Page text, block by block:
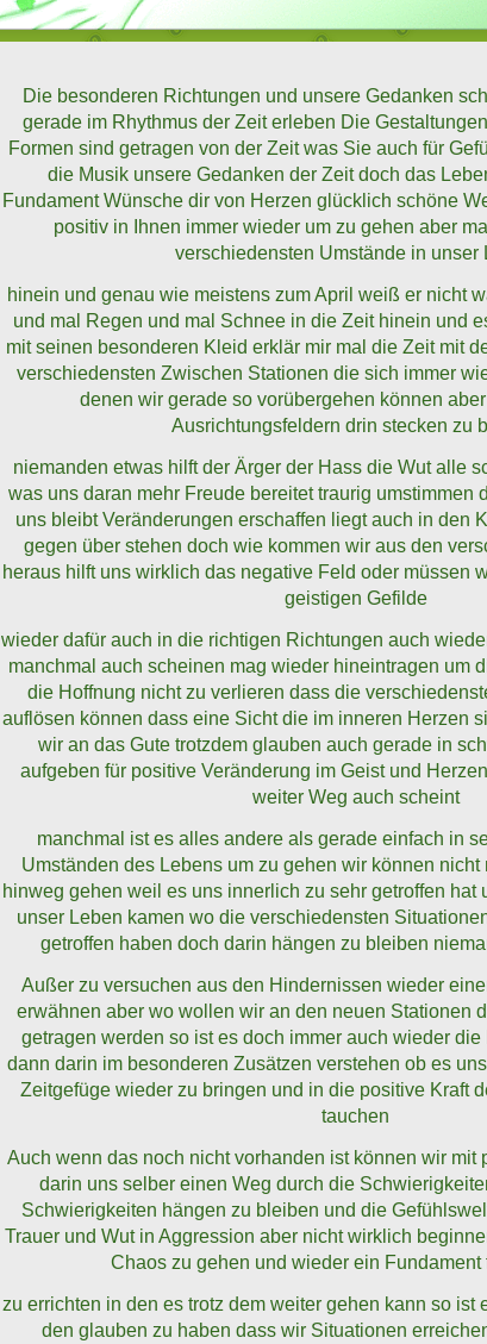
Die besonderen Richtungen und unsere Gedanken
gerade im Rhythmus der Zeit erleben Die
Formen sind getragen von der Zeit was Sie auch für
die Musik unsere Gedanken der Zeit doch das
Fundament Wünsche dir von Herzen glücklich schöne
positiv in Ihnen immer wieder um zu gehen aber
verschiedensten Umstände in unser
hinein und genau wie meistens zum April weiß er nicht
und mal Regen und mal Schnee in die Zeit hinein und
mit seinen besonderen Kleid erklär mir mal die Zeit mit
verschiedensten Zwischen Stationen die sich immer
denen wir gerade so vorübergehen können
Ausrichtungsfeldern drin stecken zu
niemanden etwas hilft der Ärger der Hass die Wut alle
was uns daran mehr Freude bereitet traurig umstimmen
uns bleibt Veränderungen erschaffen liegt auch in den
gegen über stehen doch wie kommen wir aus den
heraus hilft uns wirklich das negative Feld oder müssen
geistigen Gefilde
wieder dafür auch in die richtigen Richtungen auch
manchmal auch scheinen mag wieder hineintragen um
die Hoffnung nicht zu verlieren dass die
auflösen können dass eine Sicht die im inneren Herzen
wir an das Gute trotzdem glauben auch gerade in
aufgeben für positive Veränderung im Geist und
weiter Weg auch scheint
manchmal ist es alles andere als gerade einfach in
Umständen des Lebens um zu gehen wir können
hinweg gehen weil es uns innerlich zu sehr getroffen hat
unser Leben kamen wo die verschiedensten
getroffen haben doch darin hängen zu bleiben
Außer zu versuchen aus den Hindernissen wieder
erwähnen aber wo wollen wir an den neuen Stationen
getragen werden so ist es doch immer auch wieder
dann darin im besonderen Zusätzen verstehen ob es
Zeitgefüge wieder zu bringen und in die positive Kraft
tauchen
Auch wenn das noch nicht vorhanden ist können wir mit
darin uns selber einen Weg durch die
Schwierigkeiten hängen zu bleiben und die
Trauer und Wut in Aggression aber nicht wirklich
Chaos zu gehen und wieder ein Fundament
zu errichten in den es trotz dem weiter gehen kann so ist
den glauben zu haben dass wir Situationen